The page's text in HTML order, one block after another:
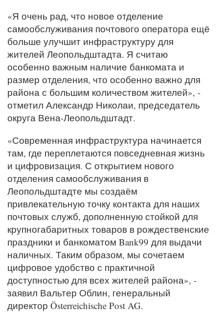
«Я очень рад, что новое отделение
самообслуживания почтового оператора ещё
больше улучшит инфраструктуру для
жителей Леопольдштадта. Я считаю
особенно важным наличие банкомата и
размер отделения, что особенно важно для
района с большим количеством жителей», -
отметил Александр Николаи, председатель
округа Вена-Леопольдштадт.
«Современная инфраструктура начинается
там, где переплетаются повседневная жизнь
и цифровизация. С открытием нового
отделения самообслуживания в
Леопольдштадте мы создаём
привлекательную точку контакта для наших
почтовых служб, дополненную стойкой для
крупногабаритных товаров в рождественские
праздники и банкоматом Bank99 для выдачи
наличных. Таким образом, мы сочетаем
цифровое удобство с практичной
доступностью для всех жителей района», -
заявил Вальтер Облин, генеральный
директор Österreichische Post AG.